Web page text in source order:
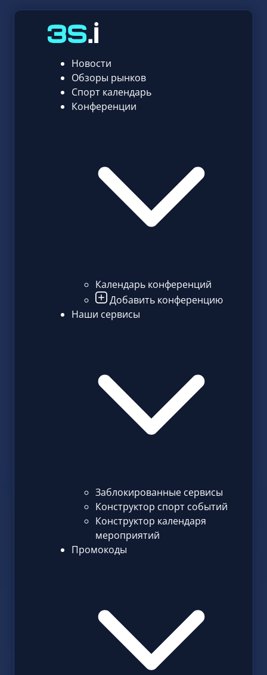
Новости
Обзоры рынков
Спорт календарь
Конференции
Календарь конференций
Добавить конференцию
Наши сервисы
Заблокированные сервисы
Конструктор спорт событий
Конструктор календаря
мероприятий
Промокоды